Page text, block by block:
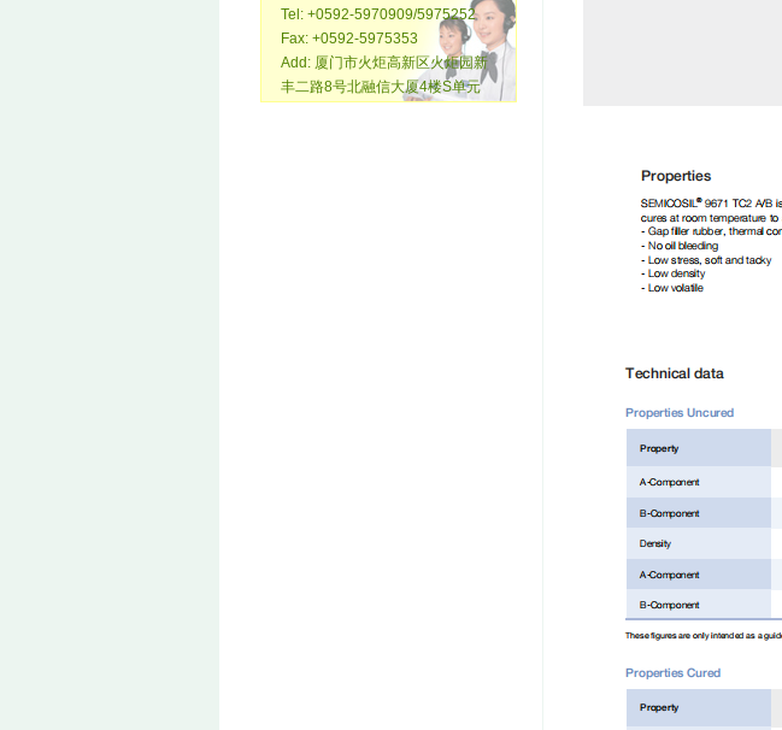
Tel: +0592-5970909/5975252
Fax: +0592-5975353
Add: 厦门市火炬高新区火炬园新
丰二路8号北融信大厦4楼S单元